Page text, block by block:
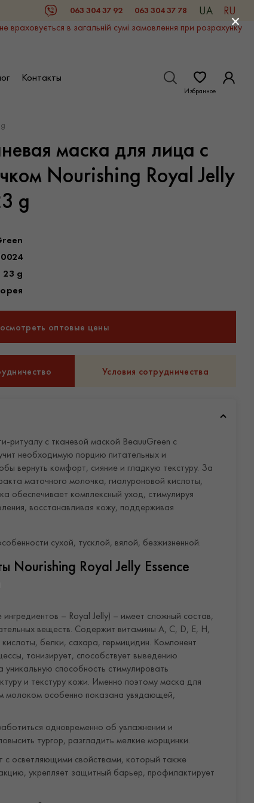
Viber 063 304 37 92 063 304 37 78 UA RU
в загальній сумі замовлення при розрахунку
Контакты
Избранное
маска для лица с
Nourishing Royal Jelly
g
23 g
оптовые цены
Условия сотрудничества
ритуалу с тканевой маской BeauuGreen с
необходимую порцию питательных и
вернуть комфорт, сияние и гладкую текстуру. За
маточного молочка, гиалуроновой кислоты,
обеспечивает комплексный уход, стимулируя
восстанавливая кожу, поддерживая
сухой, тусклой, вялой, безжизненной.
Nourishing Royal Jelly Essence
– Royal Jelly) – имеет сложный состав,
веществ. Содержит витамины А, С, D, Е, H,
белки, сахара, гермицидин. Компонент
тонизирует, способствует выведению
уникальную способность стимулировать
и текстуру кожи. Именно поэтому маска для
молоком особенно показана увядающей,
одновременно об увлажнении и
тургор, разгладить мелкие морщинки.
осветляющими свойствами, который также
укрепляет защитный барьер, профилактирует
×